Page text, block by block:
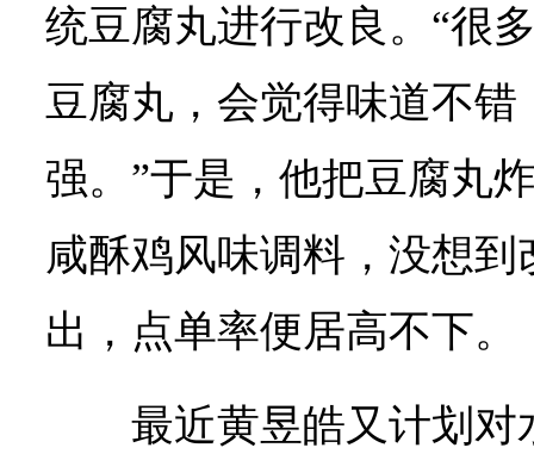
统豆腐丸进行改良。“很
豆腐丸，会觉得味道不
强。”于是，他把豆腐丸
咸酥鸡风味调料，没想
出，点单率便居高不下。
最近黄昱皓又计划对